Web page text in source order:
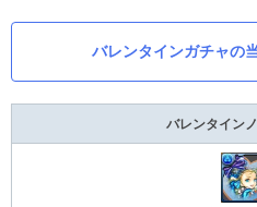
バレンタインガチャの
バレンタイン